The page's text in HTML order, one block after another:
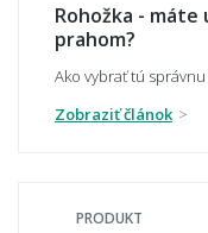
Čo je kokosová
Rohožka -
prahom?
Ako vybrať tú
Zobraziť článok
PRODUKT